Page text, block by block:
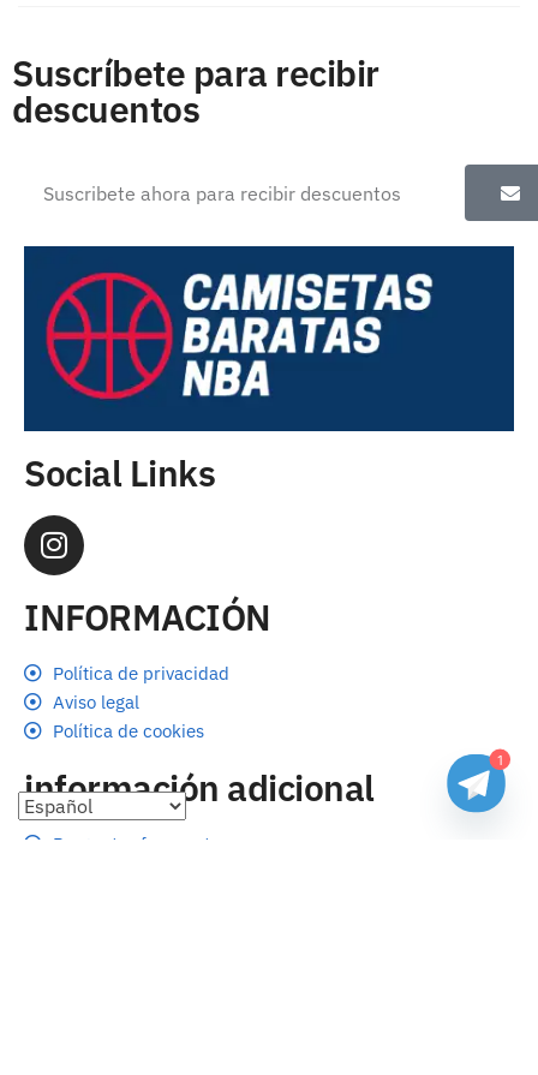
Suscríbete para recibir
descuentos
Social Links
INFORMACIÓN
Política de privacidad
Aviso legal
Política de cookies
información adicional
Preguntas frecuentes
1